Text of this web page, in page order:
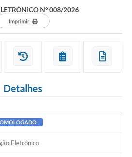
Nº 008/2026
Imprimir
Detalhes
Eletrônico